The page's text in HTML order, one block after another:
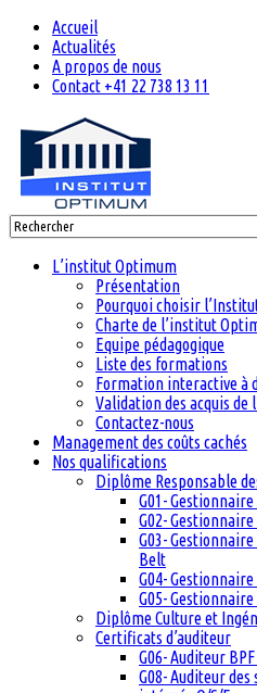
Accueil
Actualités
A propos de nous
Contact +41 22 738 13 11
L’institut Optimum
Présentation
Pourquoi choisir
Charte de l’institut
Equipe pédagogique
Liste des formations
Formation interactive à
Validation des acquis de
Contactez-nous
Management des coûts cachés
Nos qualifications
Diplôme Responsable
G01- Gestionnaire
G02-
G03-
Belt
G04-
G05-
Diplôme Culture et
Certificats d’auditeur
G06- Auditeur
G08- Auditeur